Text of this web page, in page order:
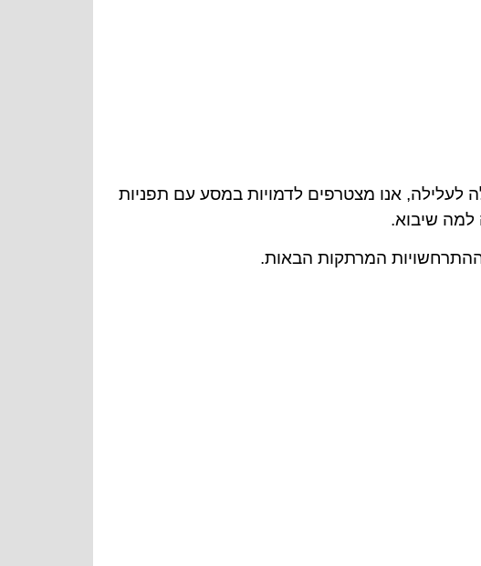
אנו מצטרפים לדמויות במסע עם תפניות
שיבוא.
ההתרחשויות המרתקות הבאות.